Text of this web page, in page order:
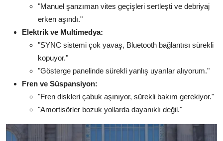
"Manuel şanzıman vites geçişleri sertleşti ve debriyaj
erken aşındı."
Elektrik ve Multimedya:
"SYNC sistemi çok yavaş, Bluetooth bağlantısı sürekli
kopuyor."
"Gösterge panelinde sürekli yanlış uyarılar alıyorum."
Fren ve Süspansiyon:
"Fren diskleri çabuk aşınıyor, sürekli bakım gerekiyor."
"Amortisörler bozuk yollarda dayanıklı değil."